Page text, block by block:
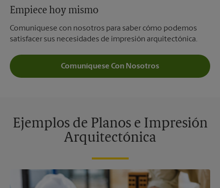
Empiece hoy mismo
Comuníquese con nosotros para saber cómo podemos
satisfacer sus necesidades de impresión arquitectónica.
Comuníquese Con Nosotros
Ejemplos de Planos e Impresión
Arquitectónica